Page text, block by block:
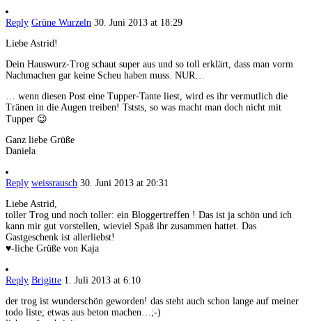
Reply Grüne Wurzeln 30. Juni 2013 at 18:29
Liebe Astrid!
Dein Hauswurz-Trog schaut super aus und so toll erklärt, dass man vorm
Nachmachen gar keine Scheu haben muss. NUR…
… wenn diesen Post eine Tupper-Tante liest, wird es ihr vermutlich die
Tränen in die Augen treiben! Tststs, so was macht man doch nicht mit
Tupper 😉
Ganz liebe Grüße
Daniela
Reply weissrausch 30. Juni 2013 at 20:31
Liebe Astrid,
toller Trog und noch toller: ein Bloggertreffen ! Das ist ja schön und ich
kann mir gut vorstellen, wieviel Spaß ihr zusammen hattet. Das
Gastgeschenk ist allerliebst!
♥-liche Grüße von Kaja
Reply Brigitte 1. Juli 2013 at 6:10
der trog ist wunderschön geworden! das steht auch schon lange auf meiner
todo liste; etwas aus beton machen…;-)